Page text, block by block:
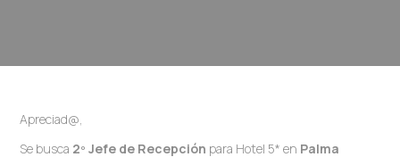
Apreciad@,
Se busca 2º Jefe de Recepción para Hotel 5* en Palma